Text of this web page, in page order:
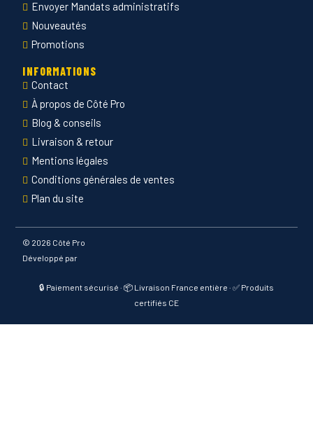
Envoyer Mandats administratifs
Nouveautés
Promotions
INFORMATIONS
Contact
À propos de Côté Pro
Blog & conseils
Livraison & retour
Mentions légales
Conditions générales de ventes
Plan du site
© 2026 Côté Pro
Développé par
🔒 Paiement sécurisé · 📦 Livraison France entière · ✅ Produits
certifiés CE